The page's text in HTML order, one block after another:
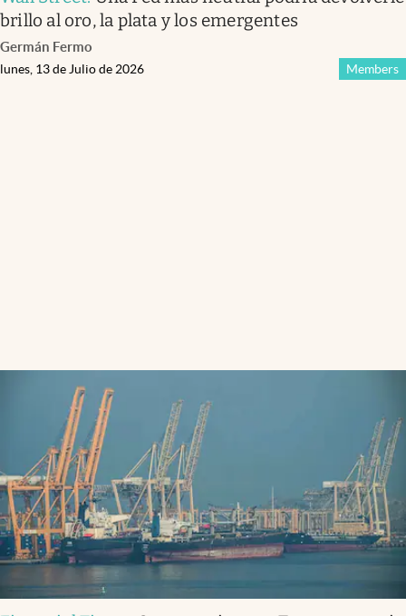
brillo al oro, la plata y los emergentes
Germán Fermo
Members
lunes, 13 de Julio de 2026